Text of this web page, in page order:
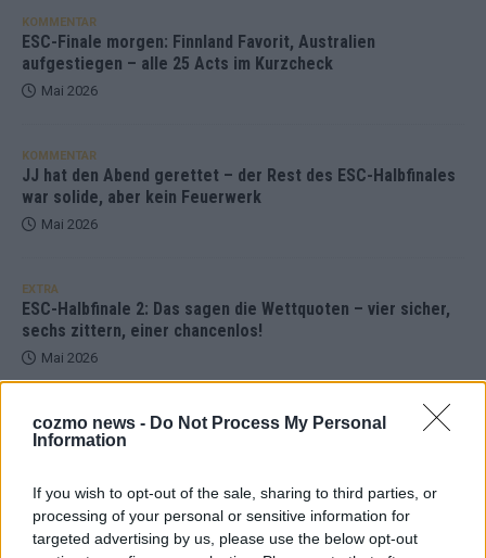
cozmo news - Do Not Process My Personal
Information
If you wish to opt-out of the sale, sharing to third parties, or
processing of your personal or sensitive information for
targeted advertising by us, please use the below opt-out
KOMMENTAR
ESC-Finale morgen: Finnland Favorit, Australien
aufgestiegen – alle 25 Acts im Kurzcheck
Mai 2026
KOMMENTAR
JJ hat den Abend gerettet – der Rest des ESC-Halbfinales
war solide, aber kein Feuerwerk
Mai 2026
EXTRA
ESC-Halbfinale 2: Das sagen die Wettquoten – vier sicher,
sechs zittern, einer chancenlos!
Mai 2026
KOMMENTAR
Wer zahlt, steht im Finale – ist das beim ESC wirklich fair?
EXTRA